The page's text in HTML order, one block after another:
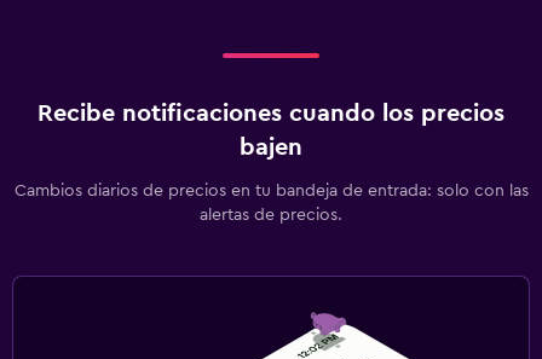
Recibe notificaciones cuando los precios
bajen
Cambios diarios de precios en tu bandeja de entrada: solo con las
alertas de precios.